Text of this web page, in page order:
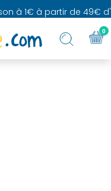
à 1€ à partir de 49€
0